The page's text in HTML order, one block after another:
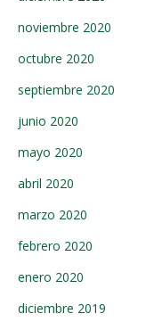
noviembre 2020
octubre 2020
septiembre 2020
junio 2020
mayo 2020
abril 2020
marzo 2020
febrero 2020
enero 2020
diciembre 2019